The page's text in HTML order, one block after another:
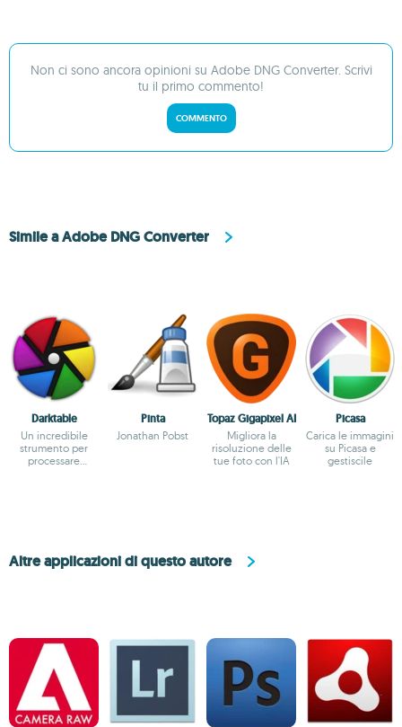
Non ci sono ancora opinioni su Adobe DNG Converter. Scrivi
tu il primo commento!
COMMENTO
Simile a Adobe DNG Converter
Darktable
Un incredibile
strumento per
processare
Pinta
Jonathan Pobst
Topaz Gigapixel AI
Migliora la
risoluzione delle
tue foto con l'IA
Picasa
Carica le immagini
su Picasa e
gestiscile
Altre applicazioni di questo autore